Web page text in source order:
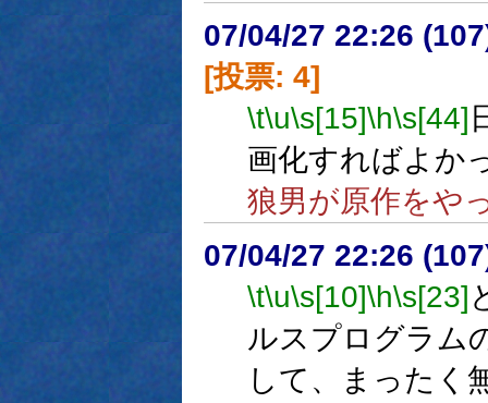
07/04/27 22:26
[投票: 4]
\t\u\s[15]\h\s[44]
画化すればよか
狼男が原作をや
07/04/27 22:26
\t\u\s[10]\h\s[23]
ルスプログラム
して、まったく